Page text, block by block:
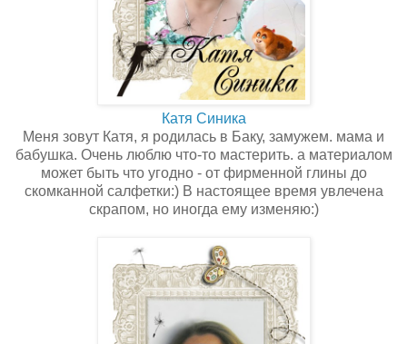
Катя Синика
Меня зовут Катя, я родилась в Баку, замужем. мама и
бабушка. Очень люблю что-то мастерить. а материалом
может быть что угодно - от фирменной глины до
скомканной салфетки:) В настоящее время увлечена
скрапом, но иногда ему изменяю:)